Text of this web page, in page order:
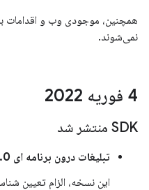
همچنین، موجودی وب و اقدامات
نمی‌شوند.
4 فوریه 2022
SDK منتشر شد
تبلیغات درون برنامه ای 1.0.0
این نسخه، الزام تعیین